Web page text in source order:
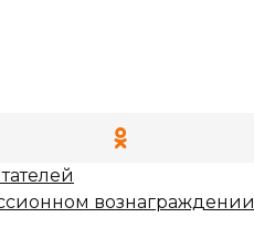
вознаграждении